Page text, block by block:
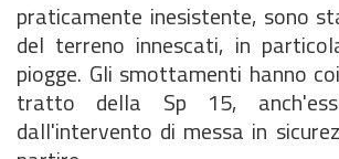
praticamente inesistente, sono
del terreno innescati, in
piogge. Gli smottamenti hanno
tratto della Sp 15,
dall'intervento di messa in